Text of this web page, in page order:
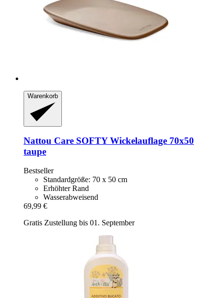
Warenkorb
Nattou Care SOFTY Wickelauflage 70x50
taupe
Bestseller
Standardgröße: 70 x 50 cm
Erhöhter Rand
Wasserabweisend
69,99 €
Gratis Zustellung bis 01. September